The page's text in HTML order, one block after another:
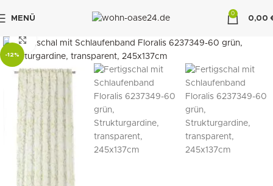
MENÜ
0
0,00
-12%
klicken um zu vergrößern